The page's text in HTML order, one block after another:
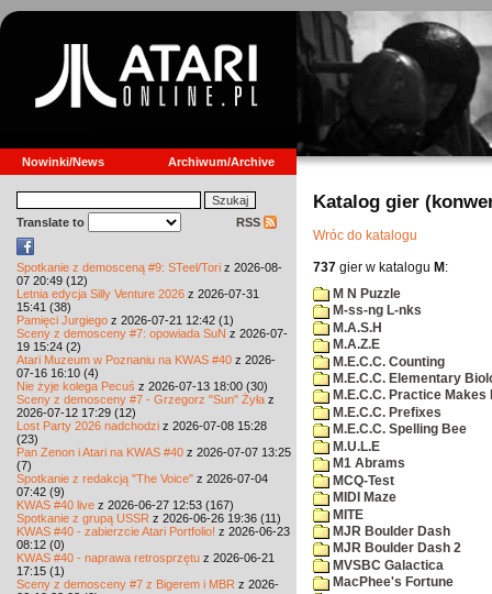
Nowinki/News Archiwum/Archive
Translate to RSS
Spotkanie z demosceną #9: STeel/Tori z 2026-08-
07 20:49 (12)
Letnia edycja Silly Venture 2026 z 2026-07-31
15:41 (38)
Pamięci Jurgiego z 2026-07-21 12:42 (1)
Sceny z demosceny #7: opowiada SuN z 2026-07-
19 15:24 (2)
Atari Muzeum w Poznaniu na KWAS #40 z 2026-
07-16 16:10 (4)
Nie żyje kolega Pecuś z 2026-07-13 18:00 (30)
Sceny z demosceny #7 - Grzegorz "Sun" Żyła z
2026-07-12 17:29 (12)
Lost Party 2026 nadchodzi z 2026-07-08 15:28
(23)
Pan Zenon i Atari na KWAS #40 z 2026-07-07 13:25
(7)
Spotkanie z redakcją "The Voice" z 2026-07-04
07:42 (9)
KWAS #40 live z 2026-06-27 12:53 (167)
Spotkanie z grupą USSR z 2026-06-26 19:36 (11)
KWAS #40 - zabierzcie Atari Portfolio! z 2026-06-23
08:12 (0)
KWAS #40 - naprawa retrosprzętu z 2026-06-21
17:15 (1)
Sceny z demosceny #7 z Bigerem i MBR z 2026-
Katalog gier
Wróc do katalogu
737 gier w katalogu M :
M N Puzzle
M-ss-ng L-nks
M.A.S.H
M.A.Z.E
M.E.C.C. Counting
M.E.C.C. Elementary
M.E.C.C. Practice Makes
M.E.C.C. Prefixes
M.E.C.C. Spelling Bee
M.U.L.E
M1 Abrams
MCQ-Test
MIDI Maze
MITE
MJR Boulder Dash
MJR Boulder Dash 2
MVSBC Galactica
MacPhee's Fortune